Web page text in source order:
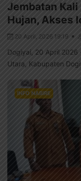
Jembatan
Hujan, Akses
20 April, 2026 19:19
Dogiyai, 20 April 2026
Utara, Kabupaten
INFO NABIRE